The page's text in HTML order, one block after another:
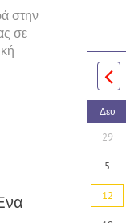
στην
σε
Δευ
29
5
12